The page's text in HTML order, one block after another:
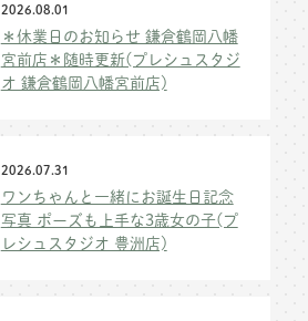
2026.08.01
＊休業日のお知らせ 鎌倉鶴岡八幡
宮前店＊随時更新(プレシュスタジ
オ 鎌倉鶴岡八幡宮前店)
2026.07.31
ワンちゃんと一緒にお誕生日記念
写真 ポーズも上手な3歳女の子(プ
レシュスタジオ 豊洲店)